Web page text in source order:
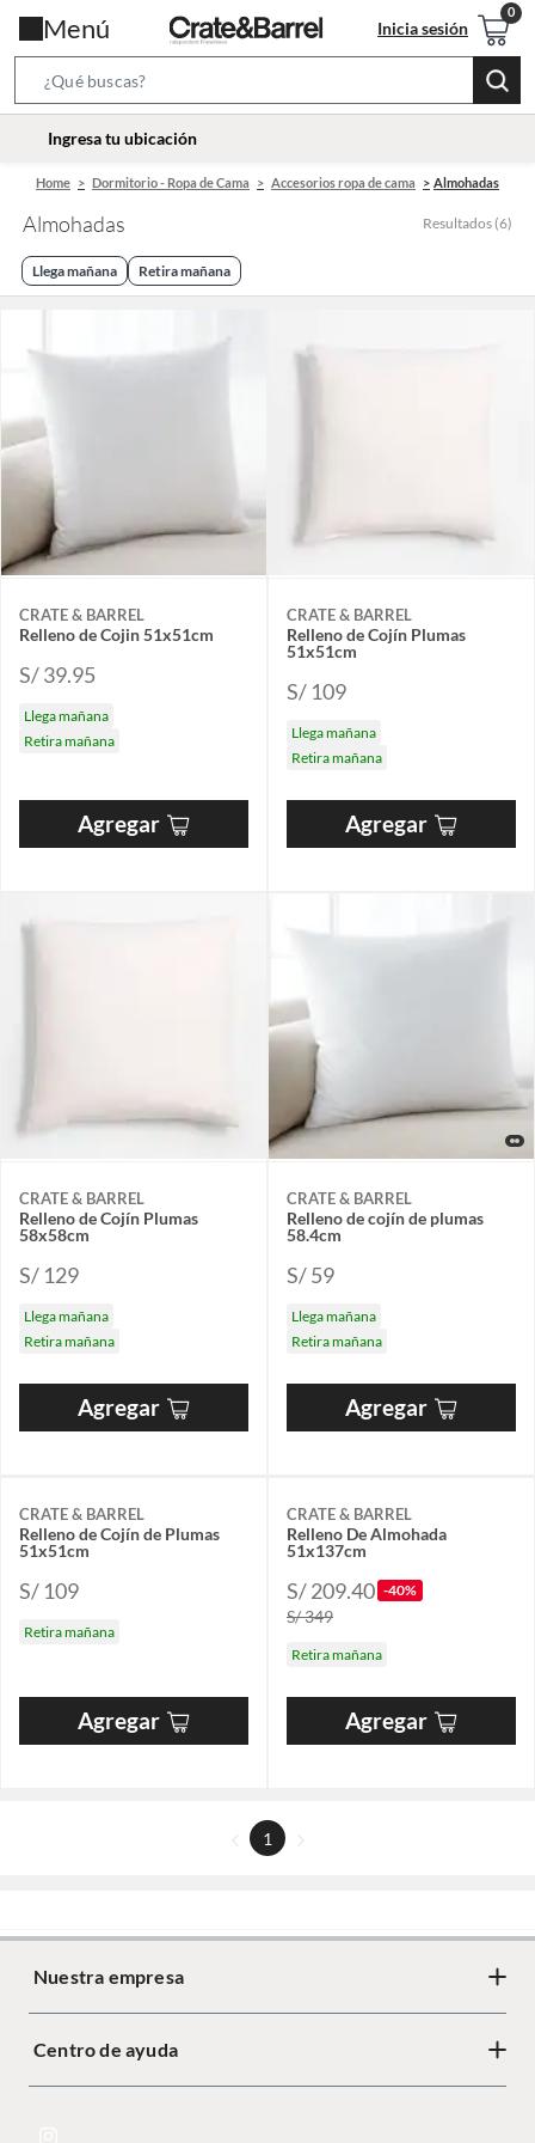
Menú Inicia sesión
Bar
location-
Ingresa tu ubicación
Home Dormitorio - Ropa de Cama Accesorios ropa de cama Almohadas
Almohadas Resultados (6)
Llega mañana Retira mañana
CRATE & BARREL
Relleno de Cojin 51x51cm
S/ 39.95
Llega mañana
Retira mañana
Agregar
CRATE & BARREL
Relleno de Cojín Plumas
51x51cm
S/ 109
Llega mañana
Retira mañana
Agregar
CRATE & BARREL
Relleno de Cojín Plumas
58x58cm
S/ 129
Llega mañana
Retira mañana
Agregar
CRATE & BARREL
Relleno de cojín de plumas
58.4cm
S/ 59
Llega mañana
Retira mañana
Agregar
CRATE & BARREL
Relleno de Cojín de Plumas
51x51cm
S/ 109
Retira mañana
Agregar
CRATE & BARREL
Relleno De Almohada
51x137cm
S/ 209.40 -40%
S/ 349
Retira mañana
Agregar
1
Nuestra empresa
Centro de ayuda